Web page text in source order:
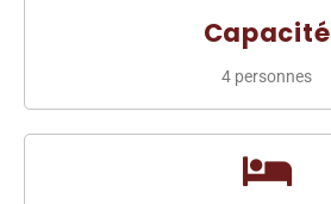
Capacité
4 personnes